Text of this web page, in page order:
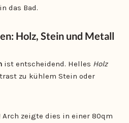
das Bad.
Holz, Stein und Metall
ist entscheidend. Helles Holz
zu kühlem Stein oder
Arch zeigte dies in einer 80qm